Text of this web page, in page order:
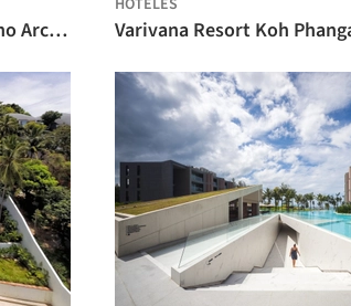
Hotel Navakitel Design / Junsekino Architect and Design
HOTELES